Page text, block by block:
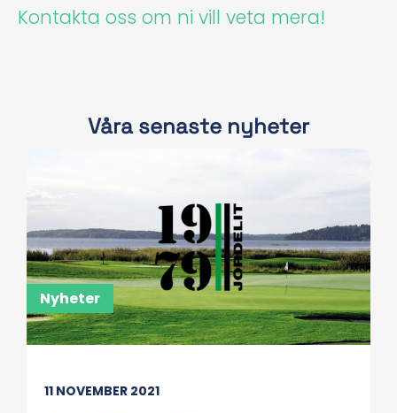
Kontakta oss om ni vill veta mera!
Våra senaste nyheter
Nyheter
11 NOVEMBER 2021